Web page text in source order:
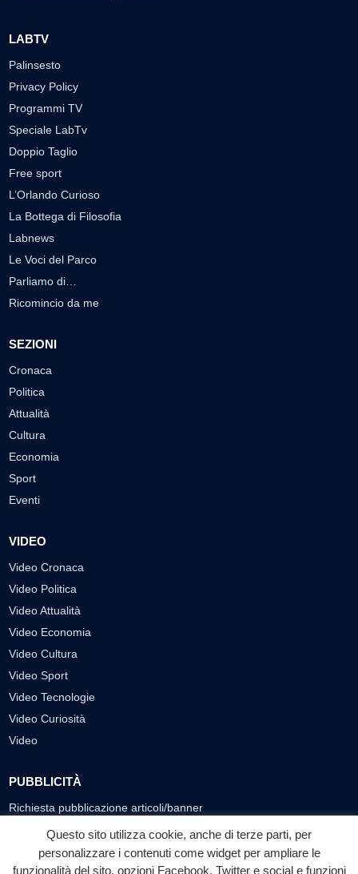
LABTV
Palinsesto
Privacy Policy
Programmi TV
Speciale LabTv
Doppio Taglio
Free sport
L’Orlando Curioso
La Bottega di Filosofia
Labnews
Le Voci del Parco
Parliamo di…
Ricomincio da me
SEZIONI
Cronaca
Politica
Attualità
Cultura
Economia
Sport
Eventi
VIDEO
Video Cronaca
Video Politica
Video Attualità
Video Economia
Video Cultura
Video Sport
Video Tecnologie
Video Curiosità
Video
PUBBLICITÀ
Richiesta pubblicazione articoli/banner
SEGUICI SUI SOCIAL
Questo sito utilizza cookie, anche di terze parti, per
personalizzare i contenuti come widget per ampliare le
funzionalità del sito, opzioni Facebook, Twitter e social e funzioni